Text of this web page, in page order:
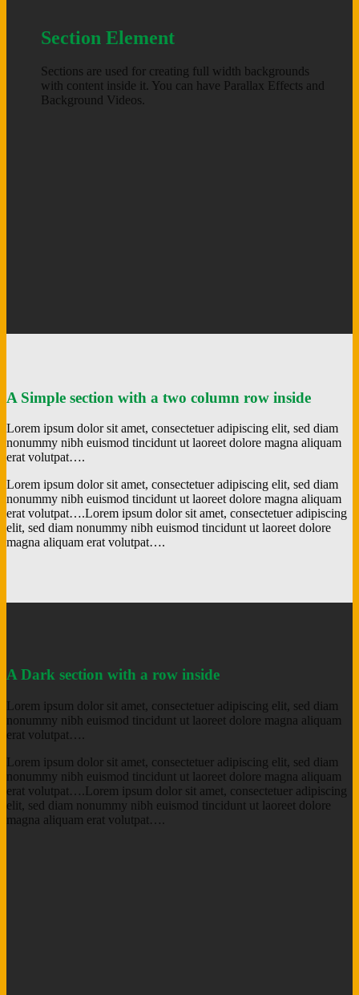
Section Element
Sections are used for creating full width backgrounds
with content inside it. You can have Parallax Effects and
Background Videos.
A Simple section with a two column row inside
Lorem ipsum dolor sit amet, consectetuer adipiscing elit, sed diam
nonummy nibh euismod tincidunt ut laoreet dolore magna aliquam
erat volutpat….
Lorem ipsum dolor sit amet, consectetuer adipiscing elit, sed diam
nonummy nibh euismod tincidunt ut laoreet dolore magna aliquam
erat volutpat….Lorem ipsum dolor sit amet, consectetuer adipiscing
elit, sed diam nonummy nibh euismod tincidunt ut laoreet dolore
magna aliquam erat volutpat….
A Dark section with a row inside
Lorem ipsum dolor sit amet, consectetuer adipiscing elit, sed diam
nonummy nibh euismod tincidunt ut laoreet dolore magna aliquam
erat volutpat….
Lorem ipsum dolor sit amet, consectetuer adipiscing elit, sed diam
nonummy nibh euismod tincidunt ut laoreet dolore magna aliquam
erat volutpat….Lorem ipsum dolor sit amet, consectetuer adipiscing
elit, sed diam nonummy nibh euismod tincidunt ut laoreet dolore
magna aliquam erat volutpat….